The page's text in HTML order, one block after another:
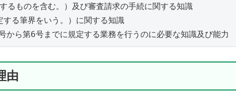
るものを含む。）及び審査請求の手続に関する知識
る筆界をいう。）に関する知識
由